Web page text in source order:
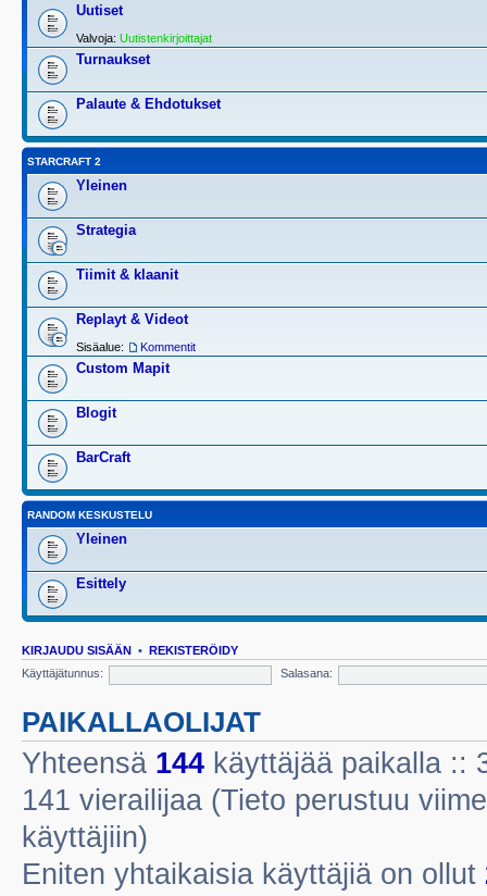
Uutiset
Valvoja: Uutistenkirjoittajat
Turnaukset
Palaute & Ehdotukset
STARCRAFT 2
Yleinen
Strategia
Tiimit & klaanit
Replayt & Videot
Sisäalue: Kommentit
Custom Mapit
Blogit
BarCraft
RANDOM KESKUSTELU
Yleinen
Esittely
KIRJAUDU SISÄÄN • REKISTERÖIDY
Käyttäjätunnus:
Salasana:
PAIKALLAOLIJAT
Yhteensä 144 käyttäjää paikalla ::
141 vierailijaa (Tieto perustuu
käyttäjiin)
Eniten yhtaikaisia käyttäjiä on ollut